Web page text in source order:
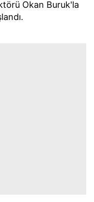
Okan Buruk'la